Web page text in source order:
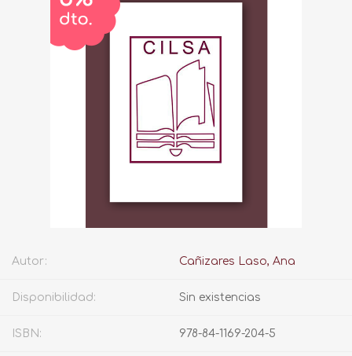
Autor: Cañizares Laso, Ana
Disponibilidad: Sin existencias
ISBN: 978-84-1169-204-5